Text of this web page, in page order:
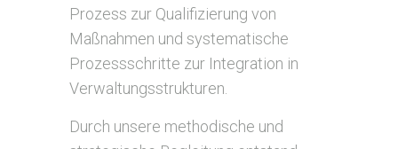
Prozess zur Qualifizierung von
Maßnahmen und systematische
Prozessschritte zur Integration in
Verwaltungsstrukturen.
Durch unsere methodische und